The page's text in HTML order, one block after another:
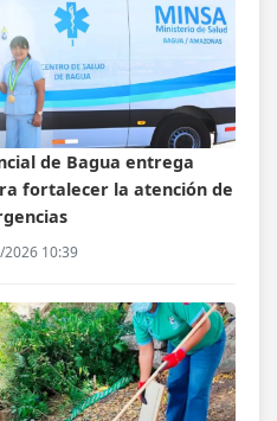
de Bagua entrega
fortalecer la atención de
10:39